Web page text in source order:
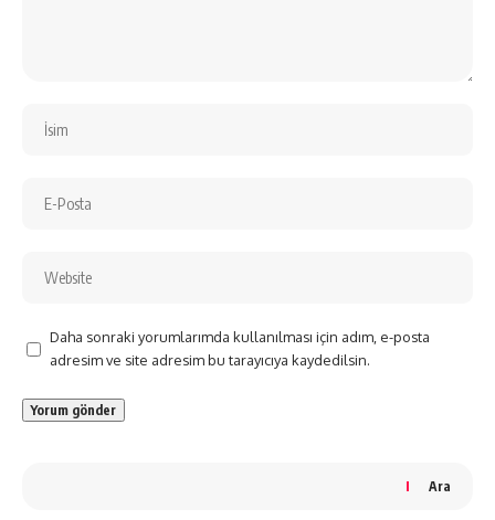
Daha sonraki yorumlarımda kullanılması için adım, e-posta
adresim ve site adresim bu tarayıcıya kaydedilsin.
Ara